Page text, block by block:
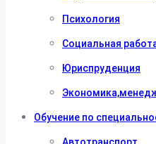
Психология
Социальная
Юриспруденция
Обучение по